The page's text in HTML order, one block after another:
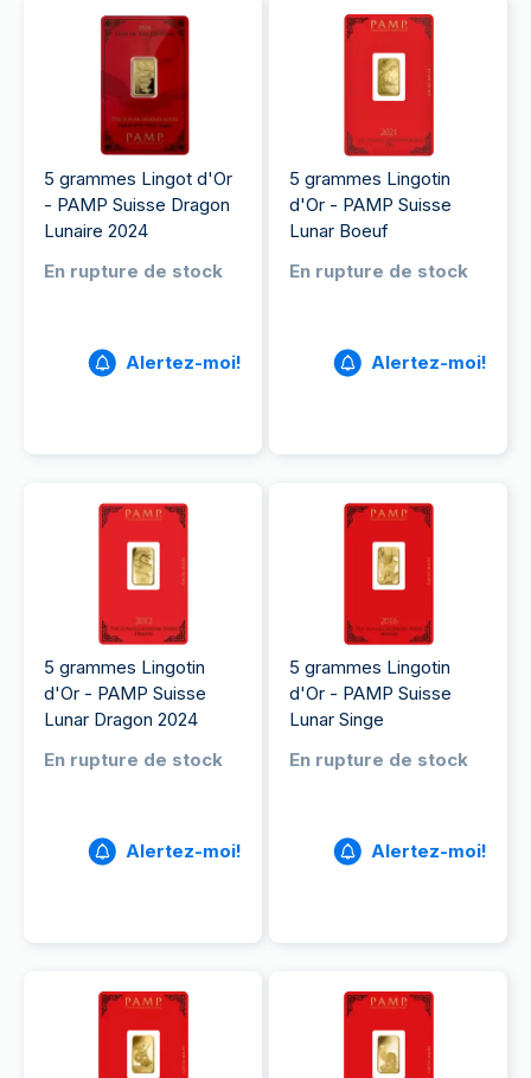
5 grammes Lingot d'Or
- PAMP Suisse Dragon
Lunaire 2024
En rupture de stock
Alertez-moi!
5 grammes Lingotin
d'Or - PAMP Suisse
Lunar Boeuf
En rupture de stock
Alertez-moi!
5 grammes Lingotin
d'Or - PAMP Suisse
Lunar Dragon 2024
En rupture de stock
Alertez-moi!
5 grammes Lingotin
d'Or - PAMP Suisse
Lunar Singe
En rupture de stock
Alertez-moi!